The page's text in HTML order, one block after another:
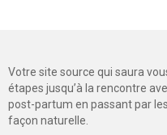
Votre site source qui saura
étapes jusqu’à la rencontre
post-partum en passant par
façon naturelle.